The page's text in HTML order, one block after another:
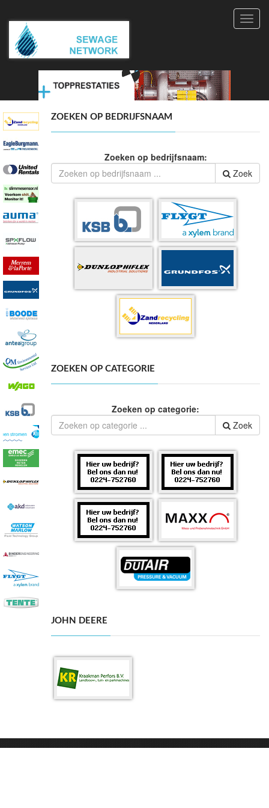
ZOEKEN OP BEDRIJFSNAAM
Zoeken op bedrijfsnaam:
Zoek
ZOEKEN OP CATEGORIE
Zoeken op categorie:
Zoek
JOHN DEERE